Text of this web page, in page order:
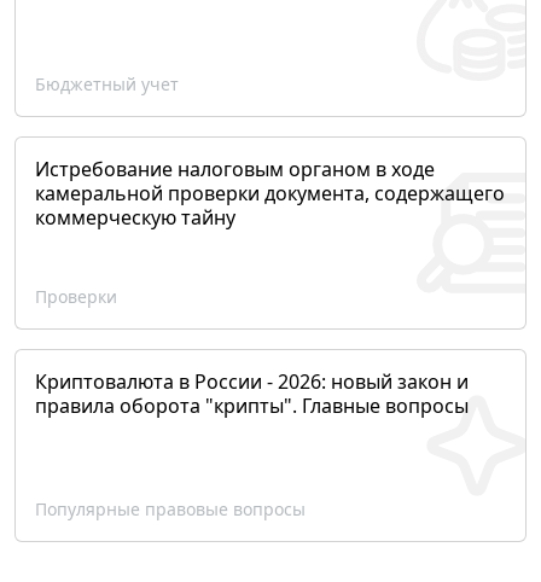
Бюджетный учет
Истребование налоговым органом в ходе
камеральной проверки документа, содержащего
коммерческую тайну
Проверки
Криптовалюта в России - 2026: новый закон и
правила оборота "крипты". Главные вопросы
Популярные правовые вопросы